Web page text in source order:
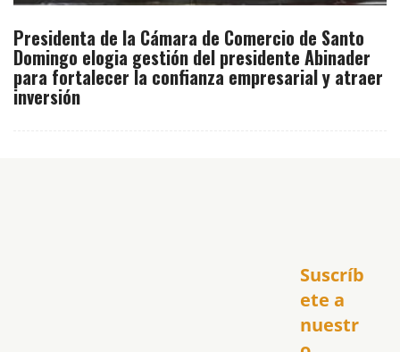
Presidenta de la Cámara de Comercio de Santo
Domingo elogia gestión del presidente Abinader
para fortalecer la confianza empresarial y atraer
inversión
Suscríb
ete a
nuestr